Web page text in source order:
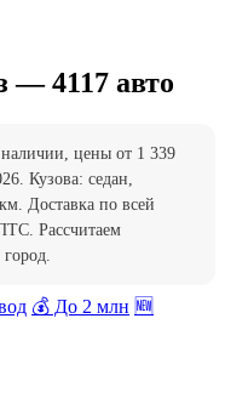
— 4117 авто
цены от 1 339
Кузова: седан,
Доставка по всей
Рассчитаем
💰 До 2 млн 🆕